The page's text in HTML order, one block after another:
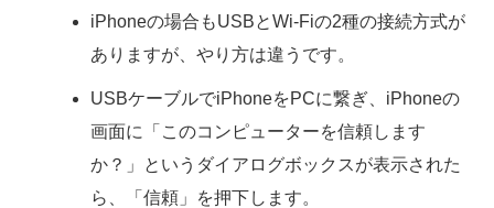
iPhoneの場合もUSBとWi-Fiの2種の接続方式が
ありますが、やり方は違うです。
USBケーブルでiPhoneをPCに繋ぎ、iPhoneの
画面に「このコンピューターを信頼します
か？」というダイアログボックスが表示された
ら、「信頼」を押下します。